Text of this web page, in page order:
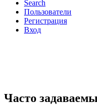
Search
Пользователи
Регистрация
Вход
Часто